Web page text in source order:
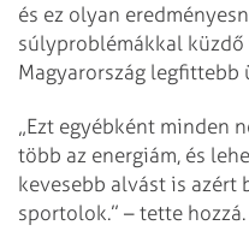
és ez olyan
súlyproblémákkal
Magyarország
„Ezt egyébként minden
több az energiám, és
kevesebb alvást is azért
sportolok.” – tette hozzá.